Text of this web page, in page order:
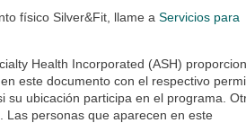
físico Silver&Fit, llame aServicios para
Health Incorporated (ASH)
este documento con el respectivo
su ubicación participa en el programa.
Las personas que aparecen en este